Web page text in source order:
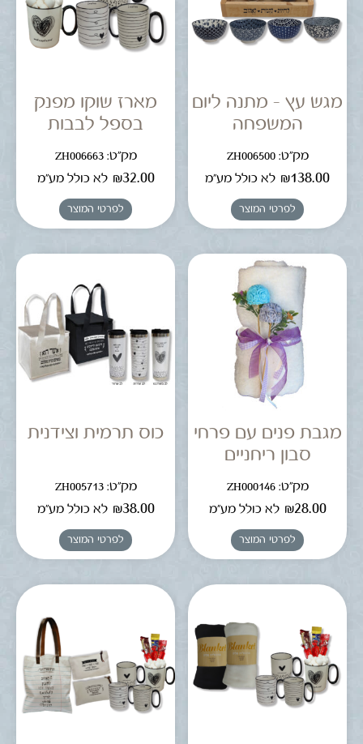
מגש עץ – מתנה ליום
המשפחה
מק"ט: ZH006500
₪138.00 לא כולל מע"מ
לפרטי המוצר
מארז שוקו מפנק
בספל לבבות
מק"ט: ZH006663
₪32.00 לא כולל מע"מ
לפרטי המוצר
מגבת פנים עם פרחי
סבון ריחניים
מק"ט: ZH000146
₪28.00 לא כולל מע"מ
לפרטי המוצר
כוס תרמית וצידנית
מק"ט: ZH005713
₪38.00 לא כולל מע"מ
לפרטי המוצר